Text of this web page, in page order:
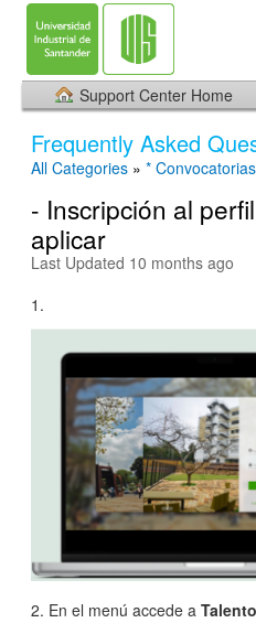
Support Center Home
Frequently Asked
All Categories » *
- Inscripción al
aplicar
Last Updated 10 months ago
1.
2. En el menú accede a